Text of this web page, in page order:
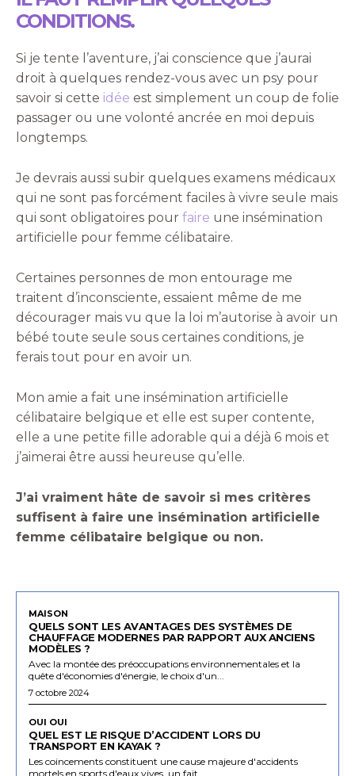
CONDITIONS.
Si je tente l’aventure, j’ai conscience que j’aurai
droit à quelques rendez-vous avec un psy pour
savoir si cette idée est simplement un coup de folie
passager ou une volonté ancrée en moi depuis
longtemps.
Je devrais aussi subir quelques examens médicaux
qui ne sont pas forcément faciles à vivre seule mais
qui sont obligatoires pour faire une insémination
artificielle pour femme célibataire.
Certaines personnes de mon entourage me
traitent d’inconsciente, essaient même de me
décourager mais vu que la loi m’autorise à avoir un
bébé toute seule sous certaines conditions, je
ferais tout pour en avoir un.
Mon amie a fait une insémination artificielle
célibataire belgique et elle est super contente,
elle a une petite fille adorable qui a déjà 6 mois et
j’aimerai être aussi heureuse qu’elle.
J’ai vraiment hâte de savoir si mes critères
suffisent à faire une insémination artificielle
femme célibataire belgique ou non.
MAISON
QUELS SONT LES AVANTAGES DES SYSTÈMES DE
CHAUFFAGE MODERNES PAR RAPPORT AUX ANCIENS
MODÈLES ?
Avec la montée des préoccupations environnementales et la
quête d'économies d'énergie, le choix d'un...
7 octobre 2024
OUI OUI
QUEL EST LE RISQUE D’ACCIDENT LORS DU
TRANSPORT EN KAYAK ?
Les coincements constituent une cause majeure d'accidents
mortels en sports d'eaux vives, un fait...